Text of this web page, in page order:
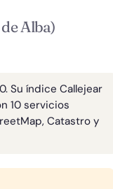
Alba)
Su índice Callejear
10 servicios
Catastro y